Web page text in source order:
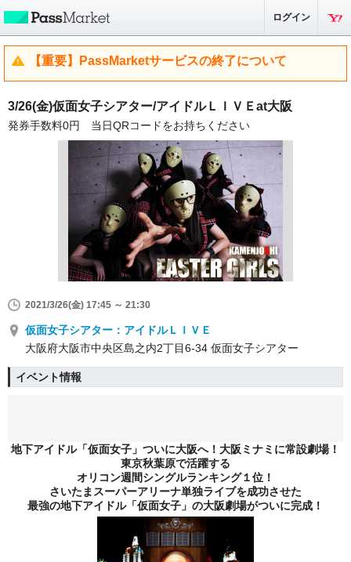
ログイン
【重要】PassMarketサービスの終了について
3/26(金)仮面女子シアター/アイドルＬＩＶＥat大阪
発券手数料0円 当日QRコードをお持ちください
2021/3/26(金) 17:45 ～ 21:30
仮面女子シアター：アイドルＬＩＶＥ
大阪府大阪市中央区島之内2丁目6-34 仮面女子シアター
イベント情報
地下アイドル「仮面女子」ついに大阪へ！大阪ミナミに常設劇場！
東京秋葉原で活躍する
オリコン週間シングルランキング１位！
さいたまスーパーアリーナ単独ライブを成功させた
最強の地下アイドル「仮面女子」の大阪劇場がついに完成！